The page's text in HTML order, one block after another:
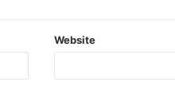
Website